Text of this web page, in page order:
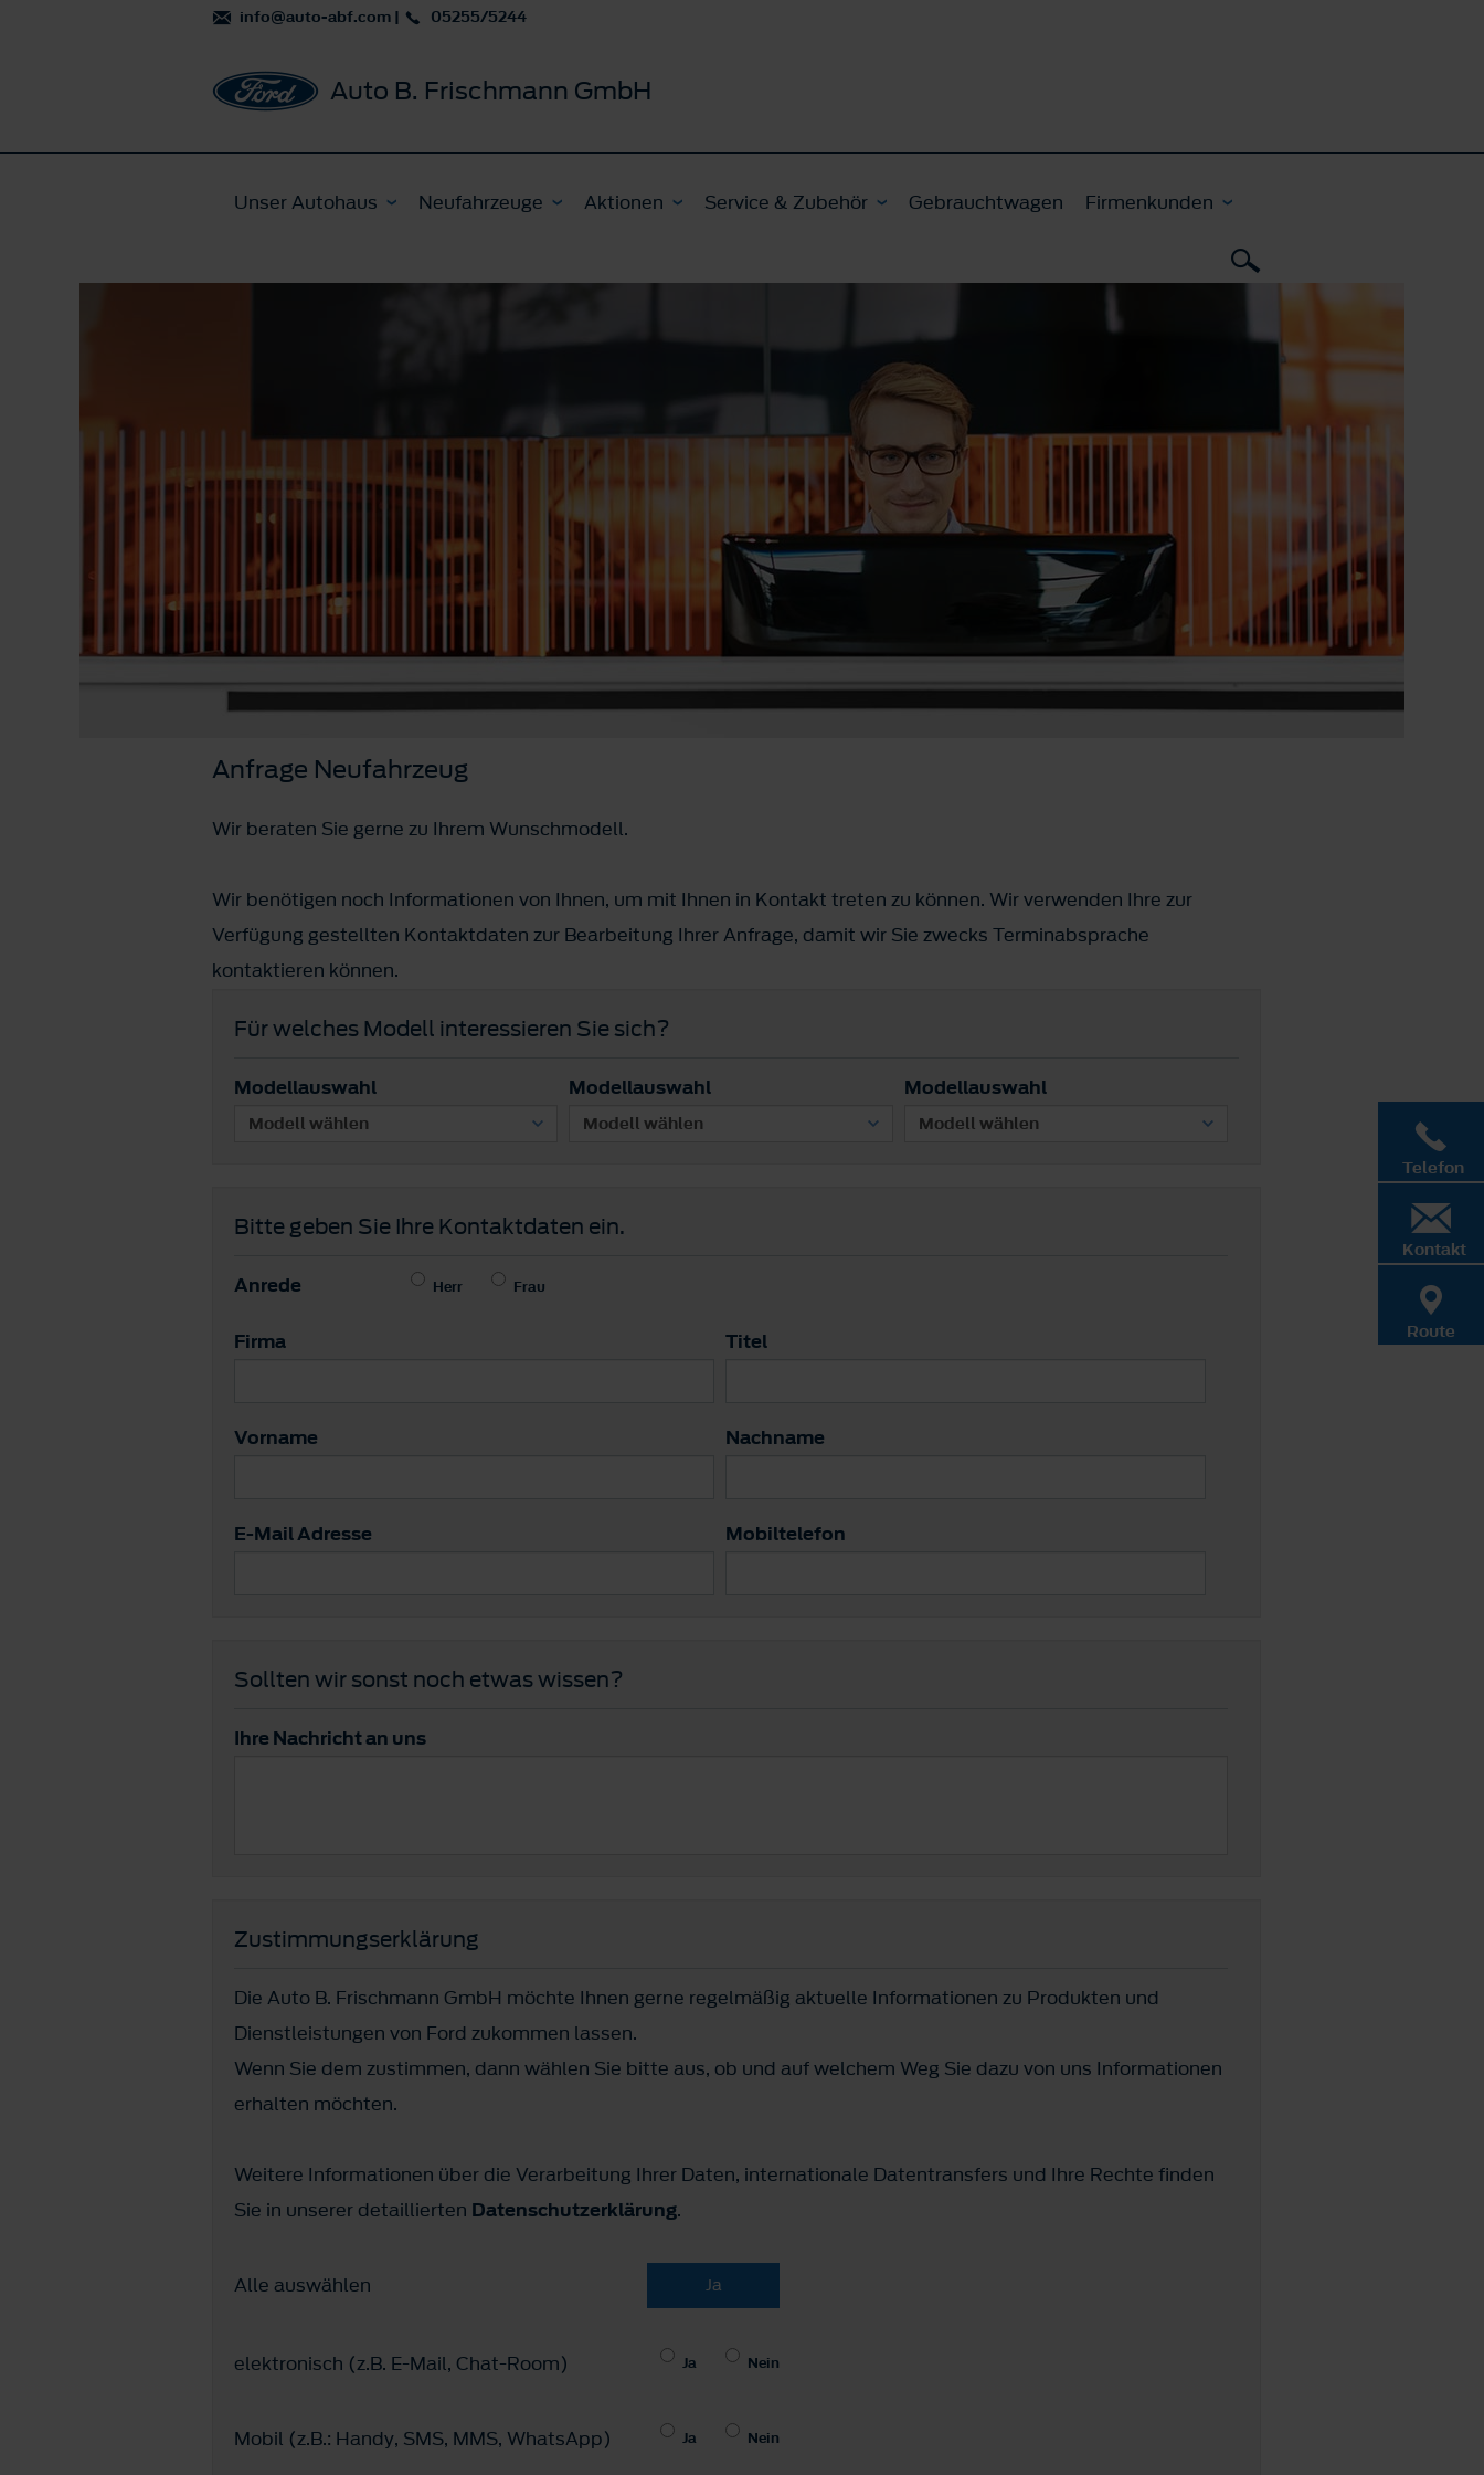
info@auto-abf.com | 05255/5244
Auto B. Frischmann GmbH
Unser Autohaus Neufahrzeuge Aktionen Service & Zubehör Gebrauchtwagen Firmenkunden
Anfrage Neufahrzeug
Wir beraten Sie gerne zu Ihrem Wunschmodell.
Wir benötigen noch Informationen von Ihnen, um mit Ihnen in Kontakt treten zu können. Wir verwenden Ihre zur
Verfügung gestellten Kontaktdaten zur Bearbeitung Ihrer Anfrage, damit wir Sie zwecks Terminabsprache
kontaktieren können.
Für welches Modell interessieren Sie sich?
Modellauswahl Modellauswahl Modellauswahl
Bitte geben Sie Ihre Kontaktdaten ein.
Anrede Herr Frau
Firma Titel
Vorname Nachname
E-Mail Adresse Mobiltelefon
Sollten wir sonst noch etwas wissen?
Ihre Nachricht an uns
Zustimmungserklärung
Die Auto B. Frischmann GmbH möchte Ihnen gerne regelmäßig aktuelle Informationen zu Produkten und
Dienstleistungen von Ford zukommen lassen.
Wenn Sie dem zustimmen, dann wählen Sie bitte aus, ob und auf welchem Weg Sie dazu von uns Informationen
erhalten möchten.
Weitere Informationen über die Verarbeitung Ihrer Daten, internationale Datentransfers und Ihre Rechte finden
Sie in unserer detaillierten Datenschutzerklärung.
Alle auswählen Ja
elektronisch (z.B. E-Mail, Chat-Room) Ja Nein
Mobil (z.B.: Handy, SMS, MMS, WhatsApp) Ja Nein
Telefon
Kontakt
Route